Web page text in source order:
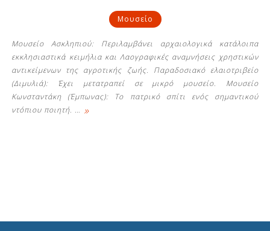
Μουσείο
Μουσείο Ασκληπιού: Περιλαμβάνει αρχαιολογικά κατάλοιπα
εκκλησιαστικά κειμήλια και Λαογραφικές αναμνήσεις χρηστικών
αντικείμενων της αγροτικής ζωής. Παραδοσιακό ελαιοτριβείο
(Διμυλιά): Έχει μετατραπεί σε μικρό μουσείο. Μουσείο
Κωνσταντάκη (Έμπωνας): Το πατρικό σπίτι ενός σημαντικού
ντόπιου ποιητή. … »